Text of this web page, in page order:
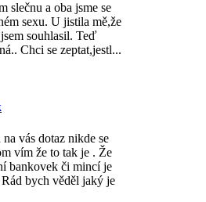
slečnu a oba jsme se
sexu. U jistila mě,že
souhlasil. Teď
Chci se zeptat,jestl...
vás dotaz nikde se
vím že to tak je . Že
bankovek či mincí je
bych věděl jaký je